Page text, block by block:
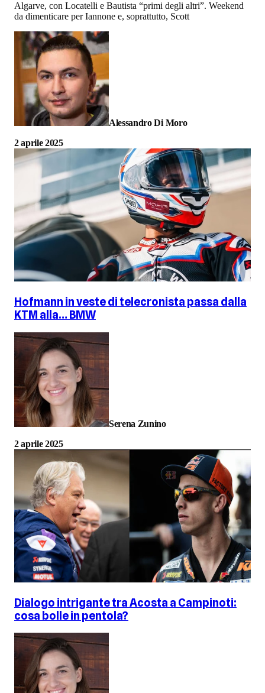
Algarve, con Locatelli e Bautista “primi degli altri”. Weekend
da dimenticare per Iannone e, soprattutto, Scott
Alessandro Di Moro
2 aprile 2025
Hofmann in veste di telecronista passa dalla
KTM alla… BMW
Serena Zunino
2 aprile 2025
Dialogo intrigante tra Acosta a Campinoti:
cosa bolle in pentola?